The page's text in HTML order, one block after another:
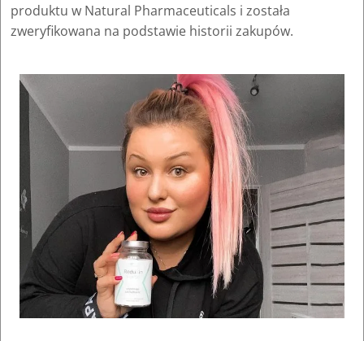
produktu w Natural Pharmaceuticals i została
zweryfikowana na podstawie historii zakupów.